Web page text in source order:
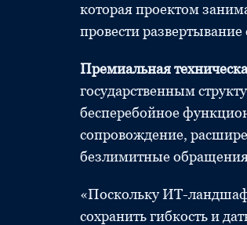
которая проектом
провести
Премиальная
государственным
бесперебойное
сопровождение,
безлимитные
«Поскольку ИТ-
сохранить гибкость и